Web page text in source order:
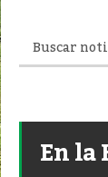
En la